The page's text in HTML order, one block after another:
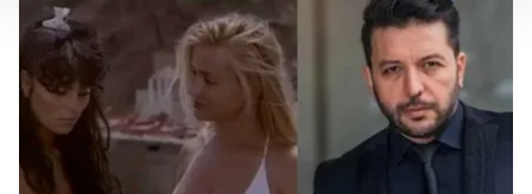
Her halükârda, kullanıcılar, bu çerezlere izin vermedikleri
takdirde, kullanıcılara hedefli reklamlar
gösterilmeyecektir."
Sizlere daha iyi bir hizmet sunabilmek için İnternet
Sitemizde kendimize ve üçüncü kişilere ait çerezler